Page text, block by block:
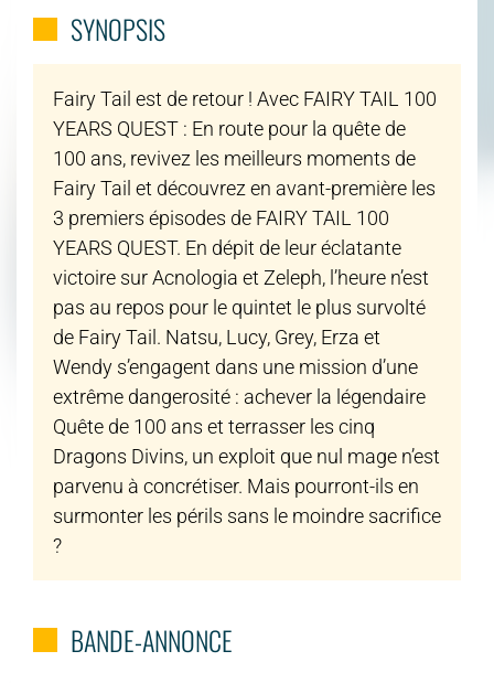
SYNOPSIS
Fairy Tail est de retour ! Avec FAIRY TAIL 100
YEARS QUEST : En route pour la quête de
100 ans, revivez les meilleurs moments de
Fairy Tail et découvrez en avant-première les
3 premiers épisodes de FAIRY TAIL 100
YEARS QUEST. En dépit de leur éclatante
victoire sur Acnologia et Zeleph, l’heure n’est
pas au repos pour le quintet le plus survolté
de Fairy Tail. Natsu, Lucy, Grey, Erza et
Wendy s’engagent dans une mission d’une
extrême dangerosité : achever la légendaire
Quête de 100 ans et terrasser les cinq
Dragons Divins, un exploit que nul mage n’est
parvenu à concrétiser. Mais pourront-ils en
surmonter les périls sans le moindre sacrifice
?
BANDE-ANNONCE